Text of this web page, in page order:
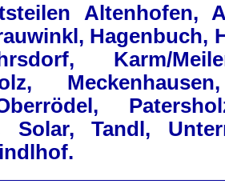
Altenhofen,
Hagenbuch,
Karm/
Solar, Tandl,